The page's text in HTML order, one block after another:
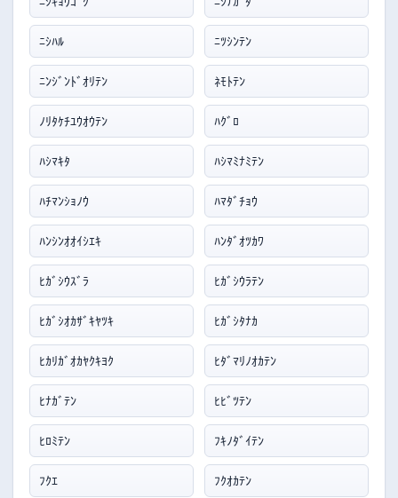
ﾆｼﾊﾙ ﾆﾂｼﾝﾃﾝ
ﾆﾝｼﾞﾝﾄﾞｵﾘﾃﾝ ﾈﾓﾄﾃﾝ
ﾉﾘﾀｹﾁﾕｳｵｳﾃﾝ ﾊｸﾞﾛ
ﾊｼﾏｷﾀ ﾊｼﾏﾐﾅﾐﾃﾝ
ﾊﾁﾏﾝｼｮﾉｳ ﾊﾏﾀﾞﾁｮｳ
ﾊﾝｼﾝｵｵｲｼｴｷ ﾊﾝﾀﾞｵﾂｶﾜ
ﾋｶﾞｼｳｽﾞﾗ ﾋｶﾞｼｳﾗﾃﾝ
ﾋｶﾞｼｵｶｻﾞｷﾔﾂｷ ﾋｶﾞｼﾀﾅｶ
ﾋｶﾘｶﾞｵｶﾔｸｷﾖｸ ﾋﾀﾞﾏﾘﾉｵｶﾃﾝ
ﾋﾅｶﾞﾃﾝ ﾋﾋﾞﾂﾃﾝ
ﾋﾛﾐﾃﾝ ﾌｷﾉﾀﾞｲﾃﾝ
ﾌｸｴ ﾌｸｵｶﾃﾝ